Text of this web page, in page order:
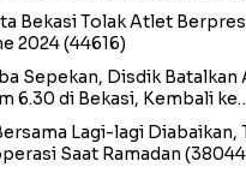
Bekasi Tolak Atlet
2024(44616)
Sepekan, Disdik Batalkan
6.30 di Bekasi, Kembali
Lagi-lagi Diabaikan,
Saat Ramadan